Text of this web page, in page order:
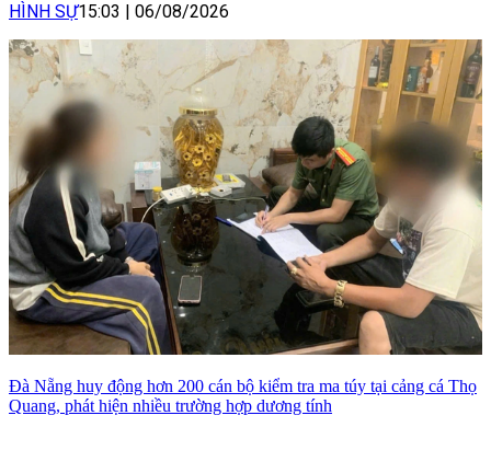
HÌNH SỰ15:03 06/08/2026
Đà Nẵng huy động hơn 200 cán bộ kiểm tra ma túy tại cảng cá Thọ
Quang, phát hiện nhiều trường hợp dương tính